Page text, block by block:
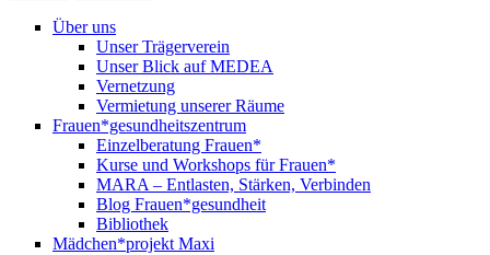
Über uns
Unser Trägerverein
Unser Blick auf MEDEA
Vernetzung
Vermietung unserer Räume
Frauen*gesundheitszentrum
Einzelberatung Frauen*
Kurse und Workshops für Frauen*
MARA – Entlasten, Stärken, Verbinden
Blog Frauen*gesundheit
Bibliothek
Mädchen*projekt Maxi